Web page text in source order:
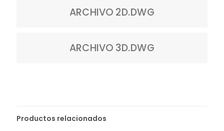
ARCHIVO 2D.DWG
ARCHIVO 3D.DWG
Productos relacionados